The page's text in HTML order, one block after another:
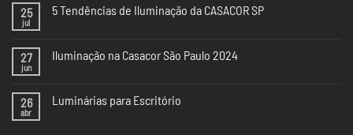
25
jul
5 Tendências de Iluminação da CASACOR SP
da
CASACOR
27
jun
Iluminação na Casacor São Paulo 2024
Iluminação
26
abr
Luminárias para Escritório